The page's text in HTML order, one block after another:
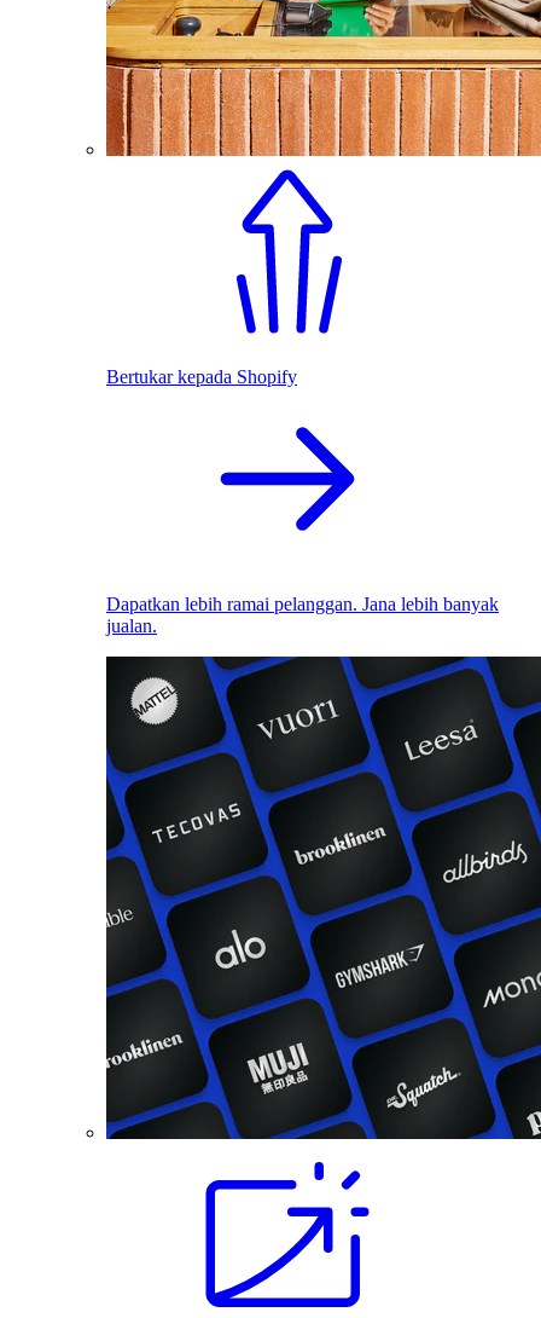
Bertukar kepada Shopify
Dapatkan lebih ramai pelanggan. Jana lebih banyak
jualan.